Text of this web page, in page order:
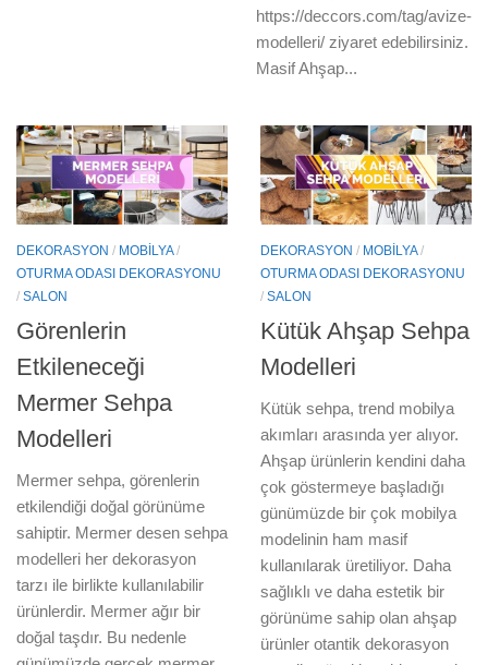
https://deccors.com/tag/avize-
modelleri/ ziyaret edebilirsiniz.
Masif Ahşap...
DEKORASYON / MOBILYA/
OTURMA ODASI DEKORASYONU
/ SALON
Görenlerin
Etkileneceği
Mermer Sehpa
Modelleri
Mermer sehpa, görenlerin
etkilendiği doğal görünüme
sahiptir. Mermer desen sehpa
modelleri her dekorasyon
tarzı ile birlikte kullanılabilir
ürünlerdir. Mermer ağır bir
doğal taşdır. Bu nedenle
DEKORASYON / MOBILYA/
OTURMA ODASI DEKORASYONU
/ SALON
Kütük Ahşap Sehpa
Modelleri
Kütük sehpa, trend mobilya
akımları arasında yer alıyor.
Ahşap ürünlerin kendini daha
çok göstermeye başladığı
günümüzde bir çok mobilya
modelinin ham masif
kullanılarak üretiliyor. Daha
sağlıklı ve daha estetik bir
görünüme sahip olan ahşap
ürünler otantik dekorasyon